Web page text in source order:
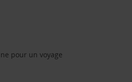
pour un voyage